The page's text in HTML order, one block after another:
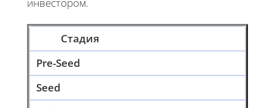
Стадия
Pre-Seed
Seed